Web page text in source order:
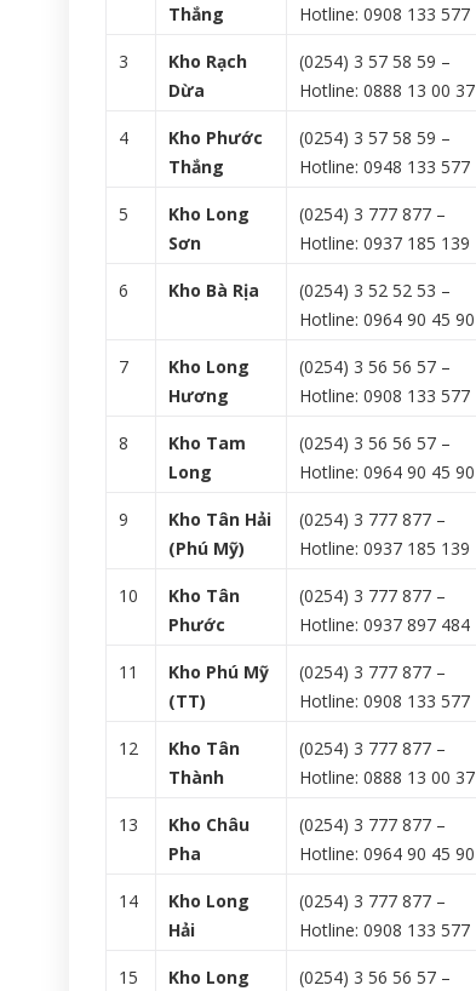
Thắng
Hotline: 0908 133 577
3
Kho Rạch
Dừa
(0254) 3 57 58 59 –
Hotline: 0888 13 00 37
4
Kho Phước
Thắng
(0254) 3 57 58 59 –
Hotline: 0948 133 577
5
Kho Long
Sơn
(0254) 3 777 877 –
Hotline: 0937 185 139
6 Kho Bà Rịa
(0254) 3 52 52 53 –
Hotline: 0964 90 45 90
7
Kho Long
Hương
(0254) 3 56 56 57 –
Hotline: 0908 133 577
8
Kho Tam
Long
(0254) 3 56 56 57 –
Hotline: 0964 90 45 90
9
Kho Tân Hải
(Phú Mỹ)
(0254) 3 777 877 –
Hotline: 0937 185 139
10
Kho Tân
Phước
(0254) 3 777 877 –
Hotline: 0937 897 484
11
Kho Phú Mỹ
(TT)
(0254) 3 777 877 –
Hotline: 0908 133 577
12
Kho Tân
Thành
(0254) 3 777 877 –
Hotline: 0888 13 00 37
13
Kho Châu
Pha
(0254) 3 777 877 –
Hotline: 0964 90 45 90
14
Kho Long
Hải
(0254) 3 777 877 –
Hotline: 0908 133 577
15
Kho Long
(0254) 3 56 56 57 –